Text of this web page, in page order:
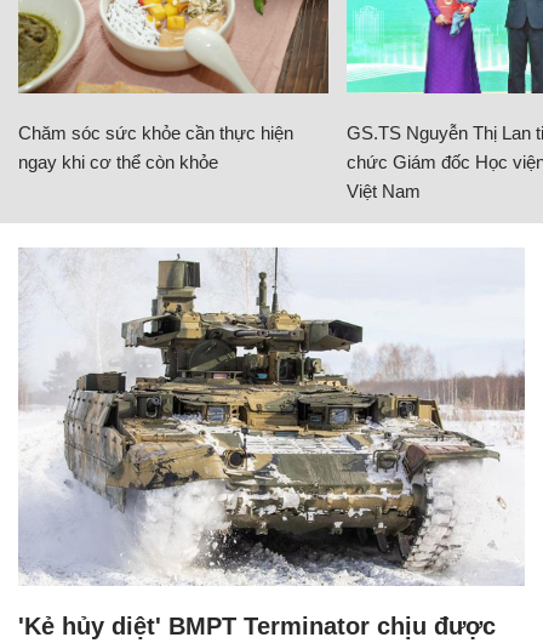
Chăm sóc sức khỏe cần thực hiện
ngay khi cơ thể còn khỏe
GS.TS Nguyễn Thị Lan
chức Giám đốc Học
Việt Nam
'Kẻ hủy diệt' BMPT Terminator chịu được